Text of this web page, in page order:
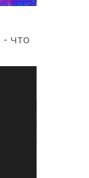
что